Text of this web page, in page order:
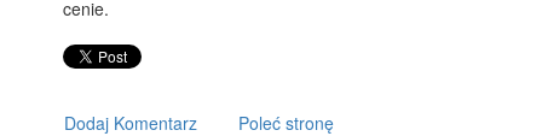
cenie.
Dodaj Komentarz Poleć stronę